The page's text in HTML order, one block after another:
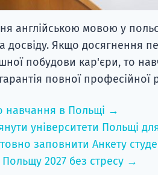
англійською мовою у
досвіду. Якщо досягнення
побудови кар'єри, то
повної професійної
навчання в Польщі →
університети Польщі
заповнити Анкету
Польщу 2027 без стресу →